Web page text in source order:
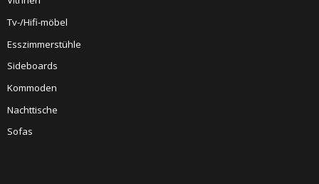
Tv-/Hifi-möbel
Esszimmerstühle
Sideboards
Kommoden
Nachttische
Sofas